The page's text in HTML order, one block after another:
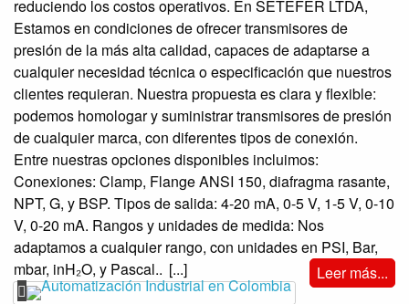
reduciendo los costos operativos. En SETEFER LTDA,
Estamos en condiciones de ofrecer transmisores de
presión de la más alta calidad, capaces de adaptarse a
cualquier necesidad técnica o especificación que nuestros
clientes requieran. Nuestra propuesta es clara y flexible:
podemos homologar y suministrar transmisores de presión
de cualquier marca, con diferentes tipos de conexión.
Entre nuestras opciones disponibles incluimos:
Conexiones: Clamp, Flange ANSI 150, diafragma rasante,
NPT, G, y BSP. Tipos de salida: 4-20 mA, 0-5 V, 1-5 V, 0-10
V, 0-20 mA. Rangos y unidades de medida: Nos
adaptamos a cualquier rango, con unidades en PSI, Bar,
mbar, inH₂O, y Pascal.. [...] Leer más...